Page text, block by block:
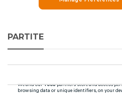
PARTITE